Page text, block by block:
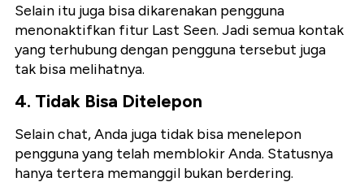
Selain itu juga bisa dikarenakan pengguna
menonaktifkan fitur Last Seen. Jadi semua kontak
yang terhubung dengan pengguna tersebut juga
tak bisa melihatnya.
4. Tidak Bisa Ditelepon
Selain chat, Anda juga tidak bisa menelepon
pengguna yang telah memblokir Anda. Statusnya
hanya tertera memanggil bukan berdering.